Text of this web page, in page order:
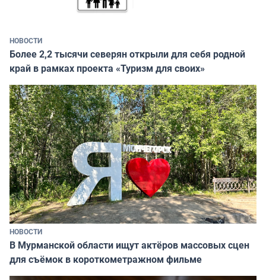
НОВОСТИ
Более 2,2 тысячи северян открыли для себя родной
край в рамках проекта «Туризм для своих»
НОВОСТИ
В Мурманской области ищут актёров массовых сцен
для съёмок в короткометражном фильме